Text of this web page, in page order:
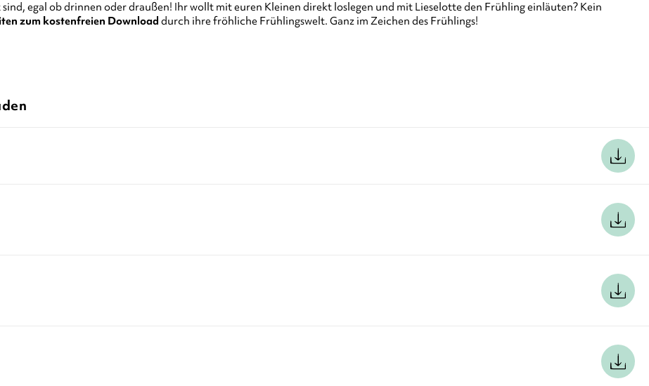
egal ob drinnen oder draußen! Ihr wollt mit euren Kleinen direkt loslegen und mit Lieselotte den Frühling einläuten? Kein
zum kostenfreien Download durch ihre fröhliche Frühlingswelt. Ganz im Zeichen des Frühlings!